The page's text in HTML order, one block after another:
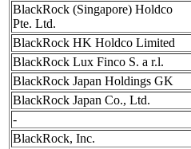
BlackRock (Singapore) Holdco
Pte. Ltd.
BlackRock HK Holdco Limited
BlackRock Lux Finco S. a r.l.
BlackRock Japan Holdings GK
BlackRock Japan Co., Ltd.
-
BlackRock, Inc.